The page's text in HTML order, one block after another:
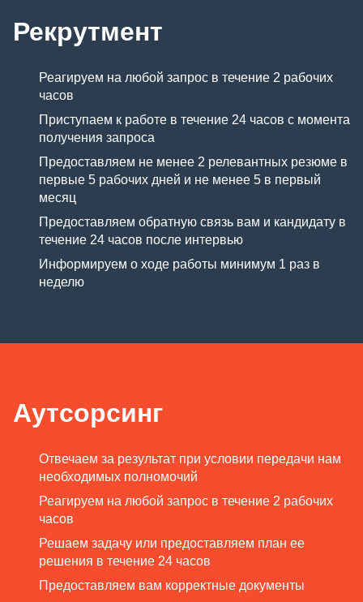
Рекрутмент
Реагируем на любой запрос в течение 2 рабочих
часов
Приступаем к работе в течение 24 часов с момента
получения запроса
Предоставляем не менее 2 релевантных резюме в
первые 5 рабочих дней и не менее 5 в первый
месяц
Предоставляем обратную связь вам и кандидату в
течение 24 часов после интервью
Информируем о ходе работы минимум 1 раз в
неделю
Аутсорсинг
Отвечаем за результат при условии передачи нам
необходимых полномочий
Реагируем на любой запрос в течение 2 рабочих
часов
Решаем задачу или предоставляем план ее
решения в течение 24 часов
Предоставляем вам корректные документы